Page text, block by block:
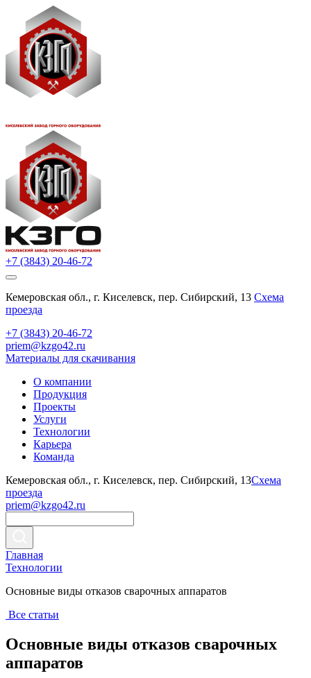
+7 (3843) 20-46-72
Кемеровская обл., г. Киселевск, пер. Сибирский, 13 Схема
проезда
+7 (3843) 20-46-72
priem@kzgo42.ru
Материалы для скачивания
О компании
Продукция
Проекты
Услуги
Технологии
Карьера
Команда
Кемеровская обл., г. Киселевск, пер. Сибирский, 13Схема
проезда
priem@kzgo42.ru
Главная
Технологии
Основные виды отказов сварочных аппаратов
Все статьи
Основные виды отказов сварочных
аппаратов